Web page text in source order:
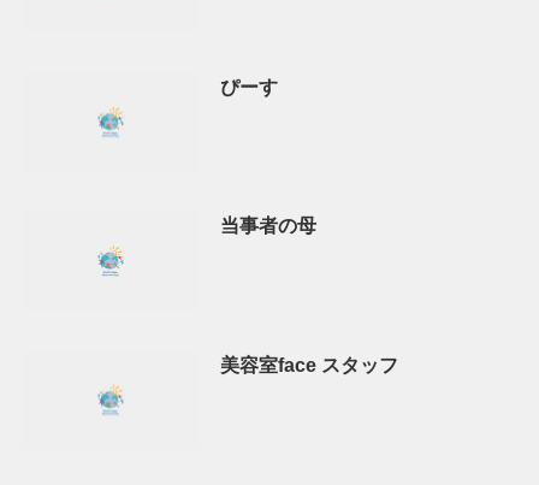
ぴーす
当事者の母
美容室face スタッフ